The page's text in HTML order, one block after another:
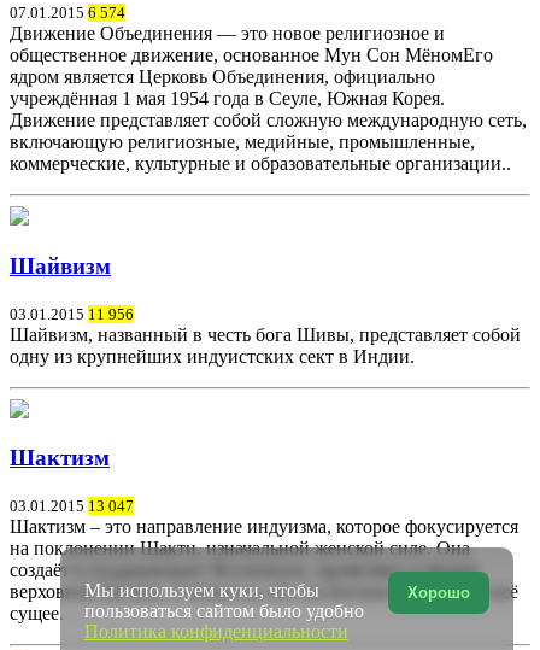
07.01.2015 6 574
Движение Объединения — это новое религиозное и
общественное движение, основанное Мун Сон МёномЕго
ядром является Церковь Объединения, официально
учреждённая 1 мая 1954 года в Сеуле, Южная Корея.
Движение представляет собой сложную международную сеть,
включающую религиозные, медийные, промышленные,
коммерческие, культурные и образовательные организации..
Шайвизм
03.01.2015 11 956
Шайвизм, названный в честь бога Шивы, представляет собой
одну из крупнейших индуистских сект в Индии.
Шактизм
03.01.2015 13 047
Шактизм – это направление индуизма, которое фокусируется
на поклонении Шакти, изначальной женской силе. Она
создаёт и поддерживает Вселенную, проявляясь в форме
верховной Богини. Считается, что эта Богиня охватывает всё
сущее.
Хорошо
Мы используем куки, чтобы
пользоваться сайтом было удобно
Политика конфиденциальности